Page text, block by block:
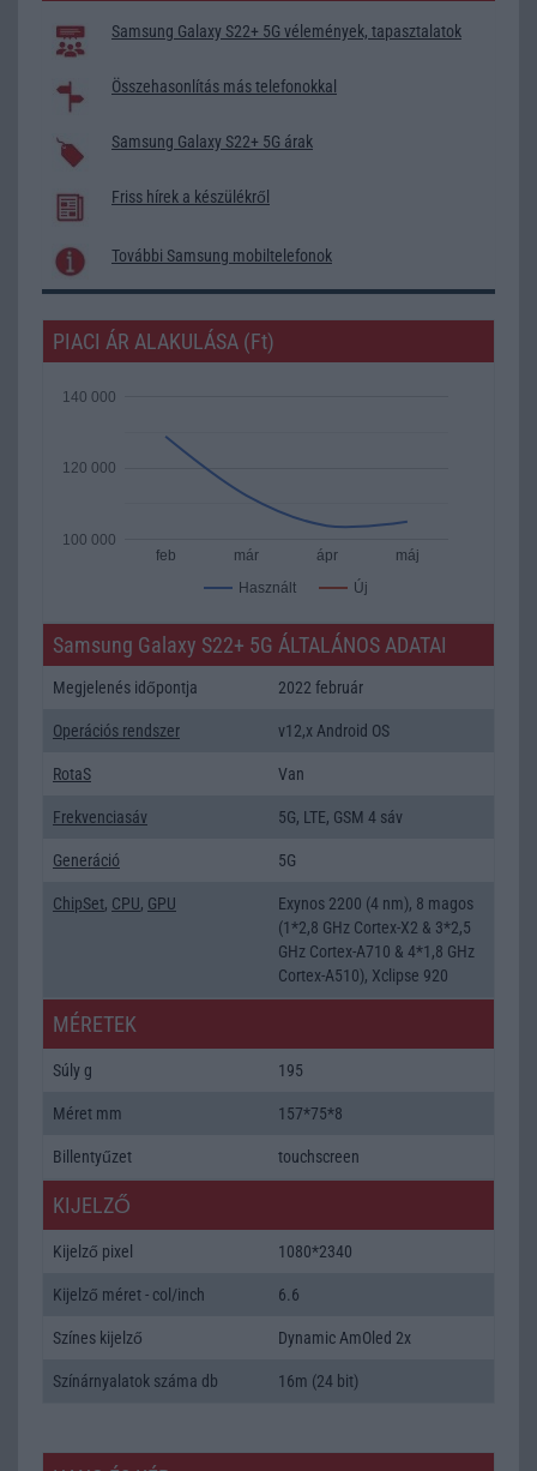
Samsung Galaxy S22+ 5G vélemények, tapasztalatok
Összehasonlítás más telefonokkal
Samsung Galaxy S22+ 5G árak
Friss hírek a készülékről
További Samsung mobiltelefonok
PIACI ÁR ALAKULÁSA (Ft)
Használt Új
feb már ápr máj
100 000
120 000
140 000
Samsung Galaxy S22+ 5G ÁLTALÁNOS ADATAI
Megjelenés időpontja 2022 február
Operációs rendszer v12,x Android OS
RotaS Van
Frekvenciasáv 5G, LTE, GSM 4 sáv
Generáció 5G
ChipSet, CPU, GPU
Exynos 2200 (4 nm), 8 magos
(1*2,8 GHz Cortex-X2 & 3*2,5
GHz Cortex-A710 & 4*1,8 GHz
Cortex-A510), Xclipse 920
MÉRETEK
Súly g 195
Méret mm 157*75*8
Billentyűzet touchscreen
KIJELZŐ
Kijelző pixel 1080*2340
Kijelző méret - col/inch 6.6
Színes kijelző Dynamic AmOled 2x
Színárnyalatok száma db 16m (24 bit)